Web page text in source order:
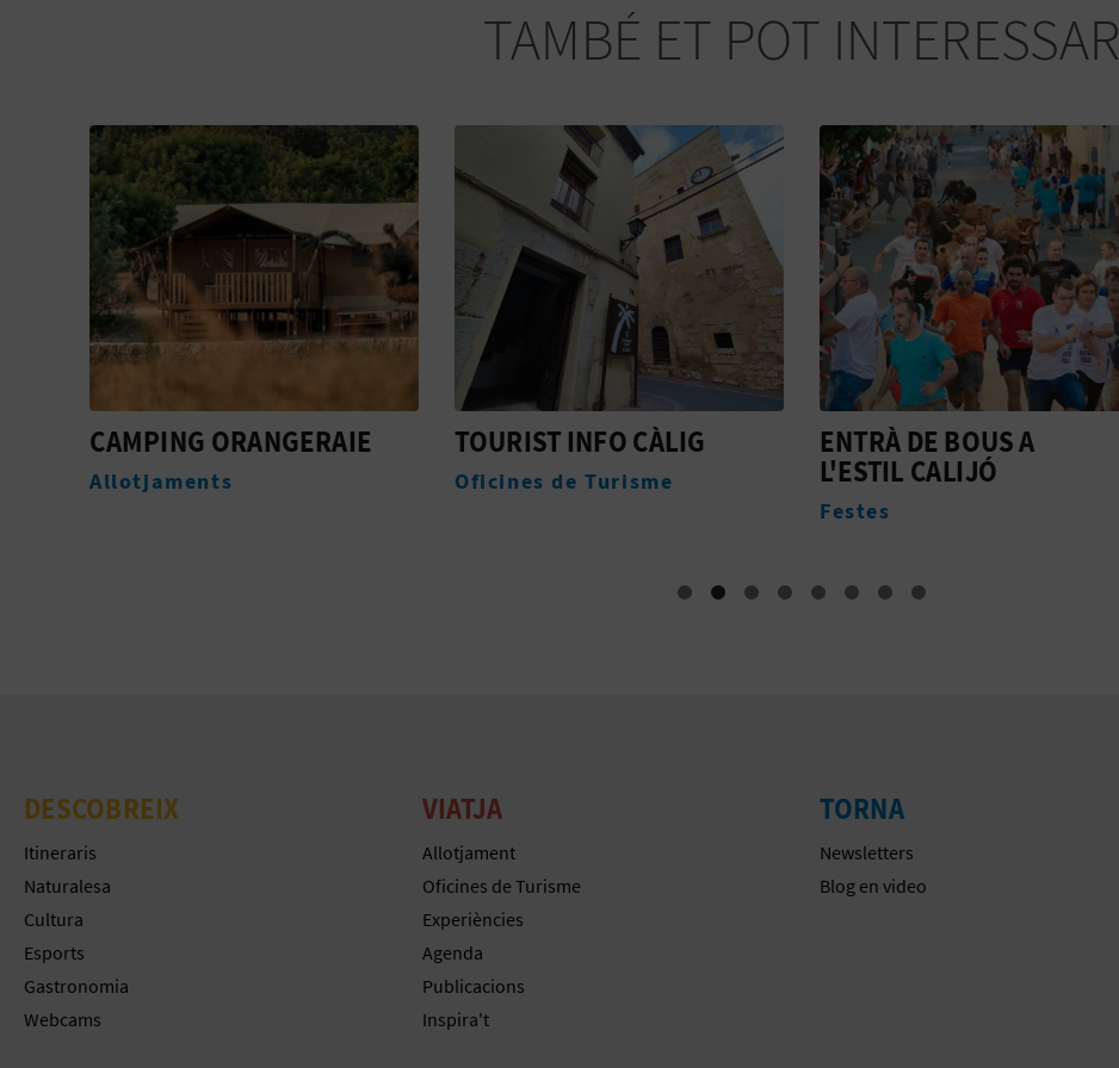
TAMBÉ ET POT INTERESSAR
CAMPING ORANGERAIE
Allotjaments
TOURIST INFO CÀLIG
Oficines de Turisme
ENTRÀ DE BOUS A
L'ESTIL CALIJÓ
Festes
DESCOBREIX
Itineraris
Naturalesa
Cultura
Esports
Gastronomia
Webcams
VIATJA
Allotjament
Oficines de Turisme
Experiències
Agenda
Publicacions
Inspira't
TORNA
Newsletters
Blog en video